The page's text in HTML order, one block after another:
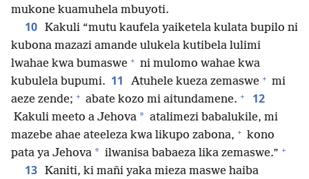
mukone kuamuhela mbuyoti.
10 Kakuli “mutu kaufela yaiketela kulata bupilo ni
kubona mazazi amande ulukela kutibela lulimi
lwahae kwa bumaswe + ni mulomo wahae kwa
kubulela bupumi. 11 Atuhele kueza zemaswe + mi
aeze zende; + abate kozo mi aitundamene. + 12
Kakuli meeto a Jehova * atalimezi babalukile, mi
mazebe ahae ateeleza kwa likupo zabona, + kono
pata ya Jehova * ilwanisa babaeza lika zemaswe.” +
13 Kaniti, ki mañi yaka mieza maswe haiba